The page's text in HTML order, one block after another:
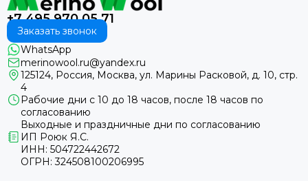
+7 495 970 05 71
Заказать звонок
WhatsApp
merinowool.ru@yandex.ru
125124, Россия, Москва, ул. Марины Расковой, д. 10, стр.
4
Рабочие дни с 10 до 18 часов, после 18 часов по
согласованию
Выходные и праздничные дни по согласованию
ИП Роюк Я.С.
ИНН: 504722442672
ОГРН: 324508100206995